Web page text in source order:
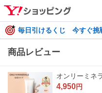
毎日引けるくじ 今すぐ挑
商品レビュー
4,950円